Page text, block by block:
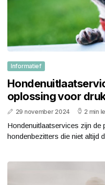
Informatief
oplossing voor
29 november 2024 2 min
Hondenuitlaatservices zijn
hondenbezitters die niet altijd